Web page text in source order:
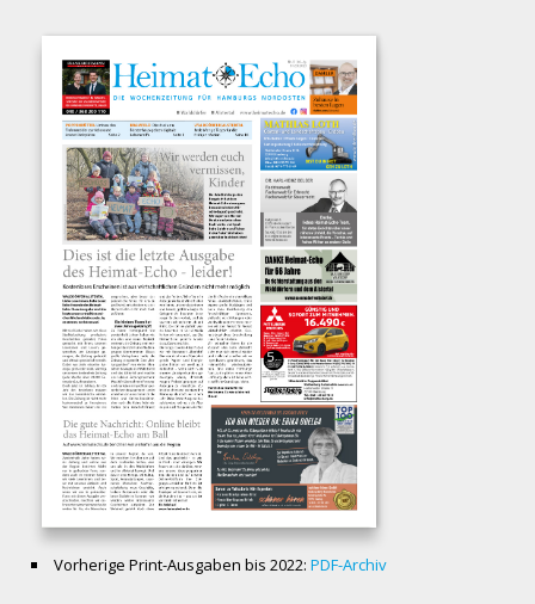
Vorherige Print-Ausgaben bis 2022: PDF-Archiv